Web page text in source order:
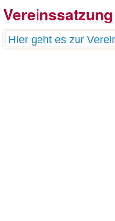
Vereinssatzung
Hier geht es zur